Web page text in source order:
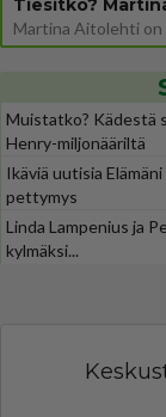
Muistatko? Kädestä
Henry-miljonääriltä
Ikäviä uutisia
pettymys
Linda Lampenius ja
kylmäksi...